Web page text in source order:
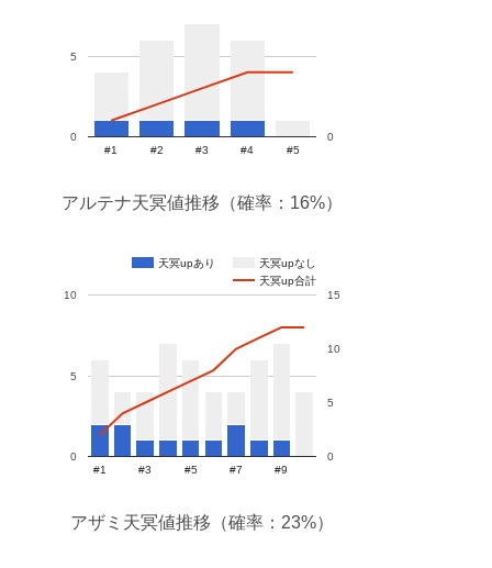
#1 #2 #3 #4 #5
0
5
0
アルテナ天冥値推移（確率：16%）
天冥upあり
天冥upなし
天冥up合計
#1 #3 #5 #7 #9
0
5
10
0
5
10
15
アザミ天冥値推移（確率：23%）